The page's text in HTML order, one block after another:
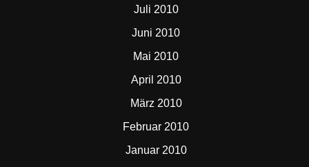
Juli 2010
Juni 2010
Mai 2010
April 2010
März 2010
Februar 2010
Januar 2010